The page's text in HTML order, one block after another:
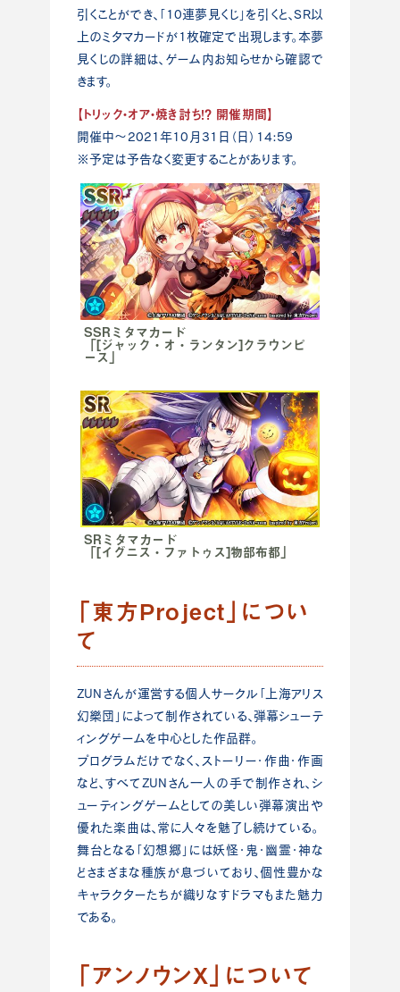
引くことができ、「10連夢見くじ」を引くと、SR以
上のミタマカードが1枚確定で出現します。本夢
見くじの詳細は、ゲーム内お知らせから確認で
きます。
【トリック・オア・焼き討ち！？ 開催期間】
開催中～2021年10月31日（日）14:59
※予定は予告なく変更することがあります。
SSRミタマカード
「[ジャック・オ・ランタン]クラウンピ
ース」
SRミタマカード
「[イグニス・ファトゥス]物部布都」
「東方Project」につい
て
ZUNさんが運営する個人サークル「上海アリス
幻樂団」によって制作されている、弾幕シューテ
ィングゲームを中心とした作品群。
プログラムだけでなく、ストーリー・作曲・作画
など、すべてZUNさん一人の手で制作され、シ
ューティングゲームとしての美しい弾幕演出や
優れた楽曲は、常に人々を魅了し続けている。
舞台となる「幻想郷」には妖怪・鬼・幽霊・神な
どさまざまな種族が息づいており、個性豊かな
キャラクターたちが織りなすドラマもまた魅力
である。
「アンノウンX」について